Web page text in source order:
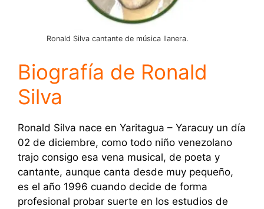
Ronald Silva cantante de música llanera.
Biografía de Ronald
Silva
Ronald Silva nace en Yaritagua – Yaracuy un día
02 de diciembre, como todo niño venezolano
trajo consigo esa vena musical, de poeta y
cantante, aunque canta desde muy pequeño,
es el año 1996 cuando decide de forma
profesional probar suerte en los estudios de